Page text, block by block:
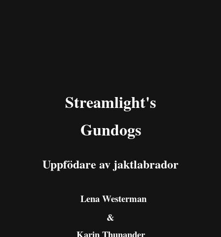
Streamlight's
Gundogs
Uppfödare av jaktlabrador
Lena Westerman
&